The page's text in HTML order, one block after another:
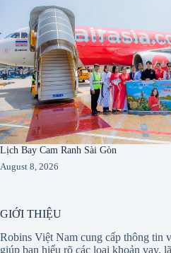
Lịch Bay Cam Ranh Sài Gòn
August 8, 2026
GIỚI THIỆU
Robins Việt Nam cung cấp thông tin
giúp bạn hiểu rõ các loại khoản vay,